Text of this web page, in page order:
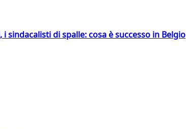
sindacalisti di spalle: cosa è successo in Belgio